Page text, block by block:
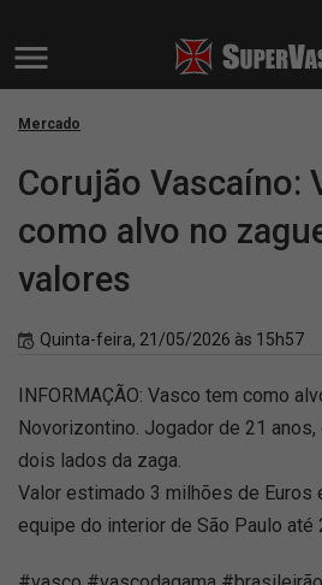
Mercado
Corujão Vascaíno:
como alvo no
valores
Quinta-feira, 21/05/2026 às 15h57
INFORMAÇÃO: Vasco tem como
Novorizontino. Jogador de 21
dois lados da zaga.
Valor estimado 3 milhões de Euros
equipe do interior de São Paulo até